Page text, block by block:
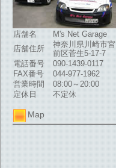
店舗名
M's Net Garage
店舗住所
神奈川県川崎市宮
前区菅生5-17-7
電話番号
090-1439-0117
FAX番号
044-977-1962
営業時間
08:00～20:00
定休日
不定休
Map